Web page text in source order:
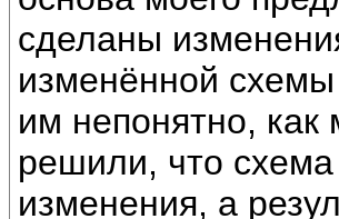
сделаны
изменённой
им непонятно,
решили, что схема
изменения, а